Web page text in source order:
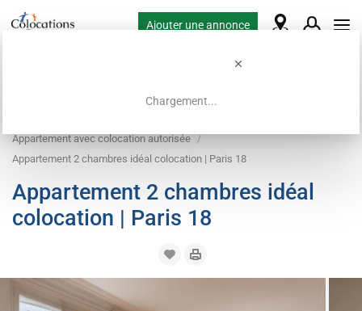
Chargement...
Ajouter une annonce
Appartement avec colocation autorisée
Appartement 2 chambres idéal colocation | Paris 18
Appartement 2 chambres idéal
colocation | Paris 18